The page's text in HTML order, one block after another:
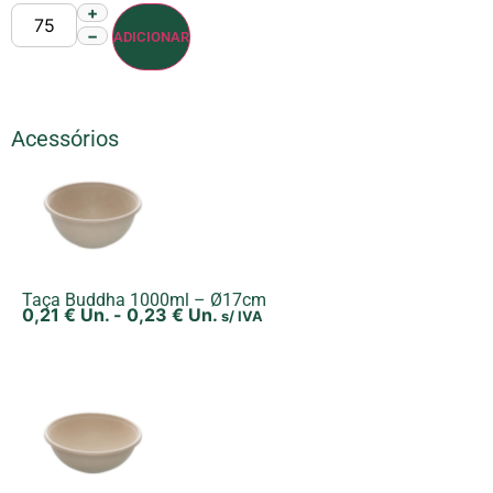
+
−
ADICIONAR
Acessórios
Taça Buddha 1000ml – Ø17cm
0,21 € Un. - 0,23 € Un. s/ IVA